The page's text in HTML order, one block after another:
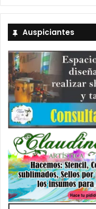
Auspiciantes